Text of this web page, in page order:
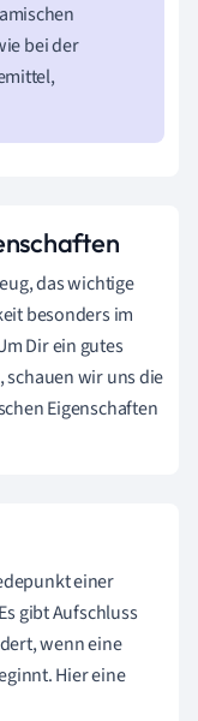
bei der
das wichtige
besonders im
Dir ein gutes
schauen wir uns die
Eigenschaften
einer
gibt Aufschluss
wenn eine
Hier eine